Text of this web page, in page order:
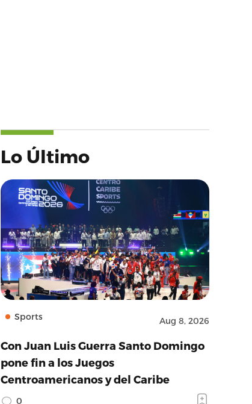
Lo Último
Sports Aug 8, 2026
Con Juan Luis Guerra Santo Domingo
pone fin a los Juegos
Centroamericanos y del Caribe
0